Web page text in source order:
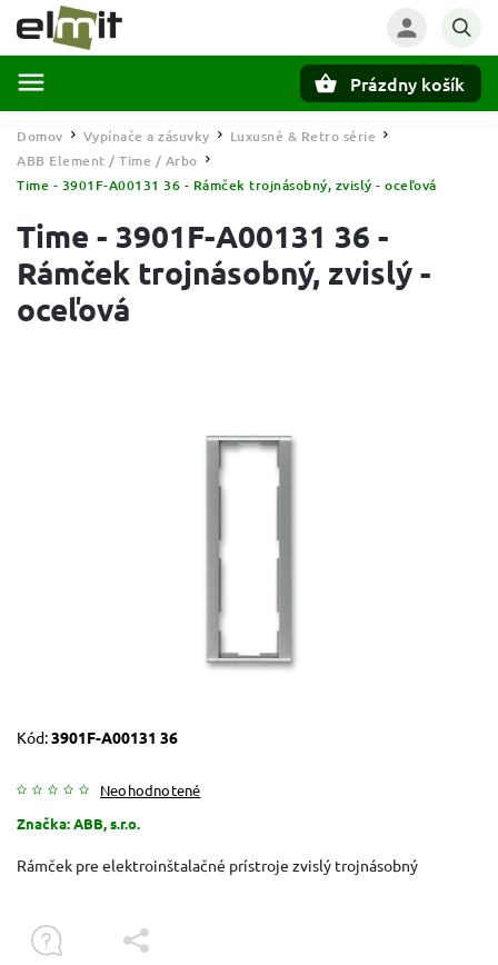
Prázdny košík
Domov / Vypínače a zásuvky / Luxusné & Retro série /
ABB Element / Time / Arbo /
Time - 3901F-A00131 36 - Rámček trojnásobný, zvislý - oceľová
Time - 3901F-A00131 36 -
Rámček trojnásobný, zvislý -
oceľová
Kód:3901F-A00131 36
Neohodnotené
Značka:ABB, s.r.o.
Rámček pre elektroinštalačné prístroje zvislý trojnásobný